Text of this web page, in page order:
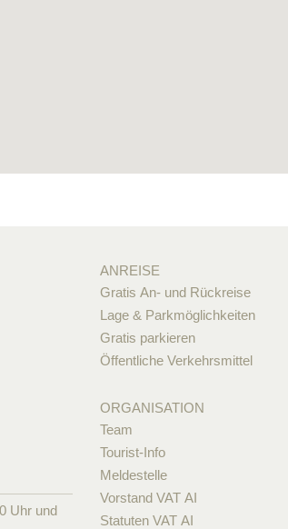
Uhr und
ANREISE
Gratis An- und Rückreise
Lage & Parkmöglichkeiten
Gratis parkieren
Öffentliche Verkehrsmittel
ORGANISATION
Team
Tourist-Info
Meldestelle
Vorstand VAT AI
Statuten VAT AI